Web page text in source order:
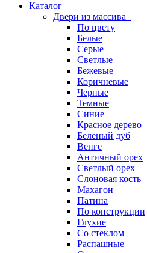
Каталог
Двери из массива
По цвету
Белые
Серые
Светлые
Бежевые
Коричневые
Черные
Темные
Синие
Красное дерево
Беленый дуб
Венге
Античный орех
Светлый орех
Слоновая кость
Махагон
Патина
По конструкции
Глухие
Со стеклом
Распашные